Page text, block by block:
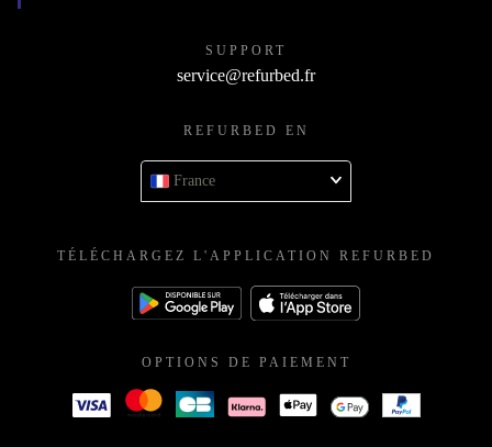
SUPPORT
service@refurbed.fr
REFURBED EN
France
TÉLÉCHARGEZ L'APPLICATION REFURBED
OPTIONS DE PAIEMENT